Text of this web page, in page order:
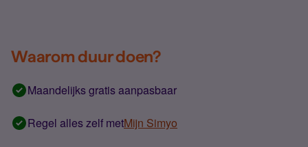
Waarom duur doen?
Maandelijks gratis aanpasbaar
Regel alles zelf metMijn Simyo